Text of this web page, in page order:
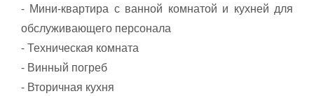
- Мини-квартира с ванной комнатой и кухней для
обслуживающего персонала
- Техническая комната
- Винный погреб
- Вторичная кухня